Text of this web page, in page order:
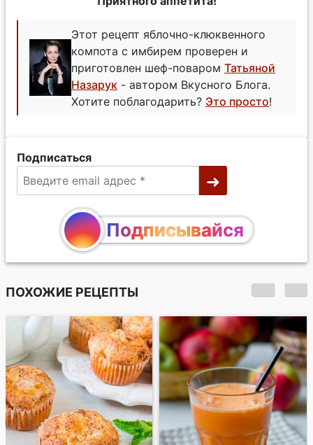
Этот рецепт яблочно-клюквенного
компота с имбирем проверен и
приготовлен шеф-поваром Татьяной
Назарук - автором Вкусного Блога.
Хотите поблагодарить? Это просто!
Подписаться
Подписывайся
ПОХОЖИЕ РЕЦЕПТЫ
Компот из клубники
и клюквы